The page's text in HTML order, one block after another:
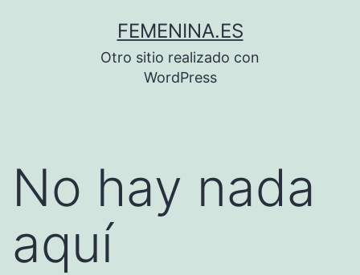
FEMENINA.ES
Otro sitio realizado con
WordPress
No hay nada
aquí